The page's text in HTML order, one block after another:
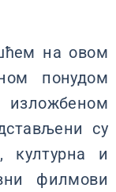
на овом
понудом
су
културна и
филмови